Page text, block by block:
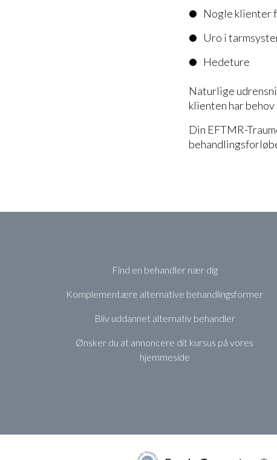
Nogle klienter
Uro i
Hedeture
Naturlige
klienten har
Din EFTMR-
Find en behandler nær dig
Komplementære alternative behandlingsformer
Bliv uddannet alternativ behandler
Ønsker du at annoncere dit kursus på vores
hjemmeside